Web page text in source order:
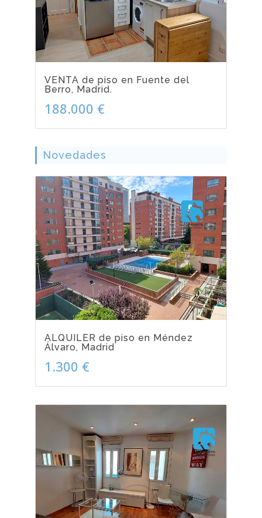
VENTA de piso en Fuente del
Berro, Madrid.
188.000 €
Novedades
ALQUILER de piso en Méndez
Álvaro, Madrid
1.300 €